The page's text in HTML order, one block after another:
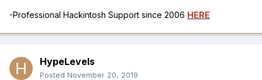
-Professional Hackintosh Support since 2006 HERE
HypeLevels
Posted November 20, 2019